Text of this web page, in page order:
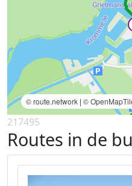
© route.network | ©
217495
Routes in de